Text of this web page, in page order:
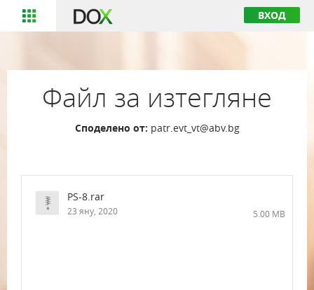
ВХОД
Файл за изтегляне
Споделено от: patr.evt_vt@abv.bg
PS-8.rar
23 яну, 2020 5.00 MB